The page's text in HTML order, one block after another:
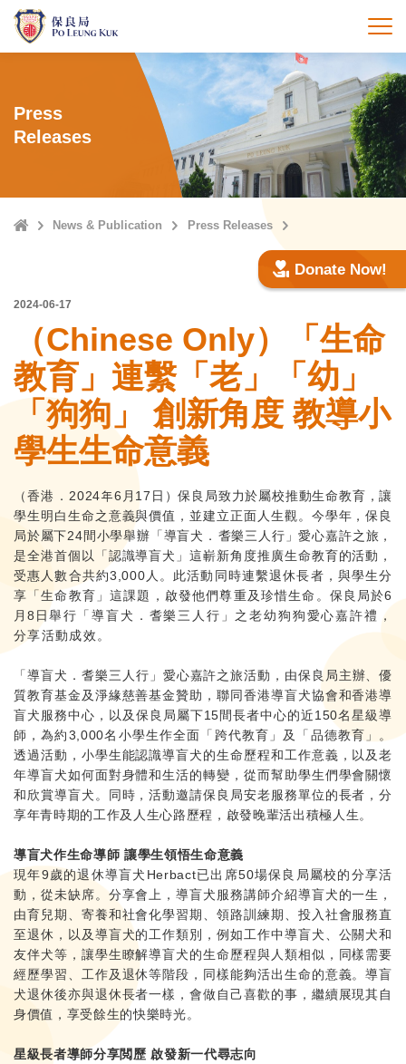
Skip
main
打
Press
Releases
HomeNews & Publication Press Releases
Donate Now!
2024-06-17
（Chinese Only）「生命
教育」連繫「老」「幼」
「狗狗」 創新角度 教導小
學生生命意義
（香港． 2024年6月17日）保良局致力於屬校推動生命教育，讓
學生明白生命之意義與價值，並建立正面人生觀。今學年，保良
局於屬下24間小學舉辦「導盲犬 ． 耆樂三人行」愛心嘉許之旅，
是全港首個以「認識導盲犬」這嶄新角度推廣生命教育的活動，
受惠人數合共約3,000人。此活動同時連繫退休長者，與學生分
享「生命教育」這課題，啟發他們尊重及珍惜生命。保良局於6
月8日舉行「導盲犬．耆樂三人行」之老幼狗狗愛心嘉許禮，
分享活動成效。
「導盲犬 ．耆樂三人行」愛心嘉許之旅活動，由保良局主辦、優
質教育基金及淨緣慈善基金贊助，聯同香港導盲犬協會和香港導
盲犬服務中心，以及保良局屬下15間長者中心的近150名星級導
師，為約3,000名小學生作全面「跨代教育」及「品德教育」。
透過活動 ， 小學生能認識導盲犬的生命歷程和工作意義，以及老
年導盲犬如何面對身體和生活的轉變，從而幫助學生們學會關懷
和欣賞導盲犬。同時，活動邀請保良局安老服務單位的長者，分
享年青時期的工作及人生心路歷程，啟發晚輩活出積極人生。
導盲犬作生命導師 讓學生領悟生命意義
現年9歲的退休導盲犬Herbact已出席50場保良局屬校的分享活
動，從未缺席。分享會上，導盲犬服務講師介紹導盲犬的一生，
由育兒期、寄養和社會化學習期、領路訓練期、投入社會服務直
至退休，以及導盲犬的工作類別，例如工作中導盲犬、公關犬和
友伴犬等，讓學生瞭解導盲犬的生命歷程與人類相似，同樣需要
經歷學習、工作及退休等階段，同樣能夠活出生命的意義。導盲
犬退休後亦與退休長者一樣，會做自己喜歡的事，繼續展現其自
身價值，享受餘生的快樂時光。
星級長者導師分享閲歷 啟發新一代尋志向